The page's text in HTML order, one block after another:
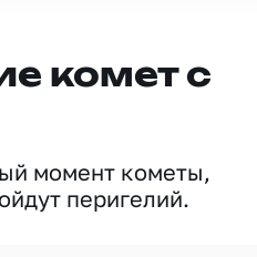
комет с
момент кометы,
перигелий.